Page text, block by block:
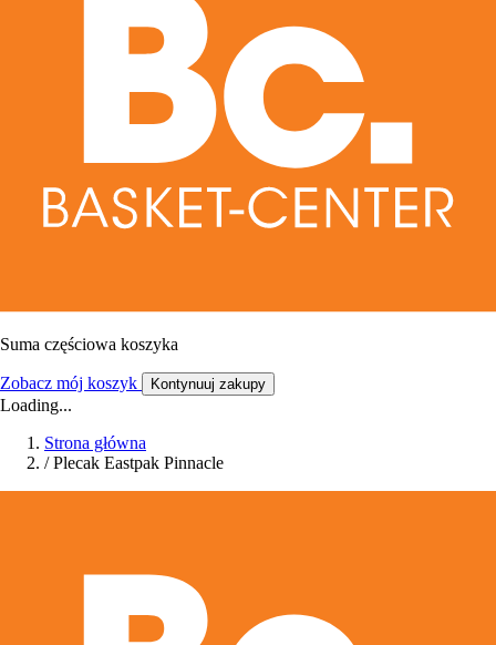
Suma częściowa koszyka
Zobacz mój koszyk Kontynuuj zakupy
Loading...
Strona główna
/ Plecak Eastpak Pinnacle